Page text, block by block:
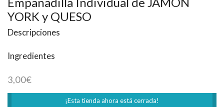
YORK y QUESO
Descripciones
Ingredientes
3,00€
¡Esta tienda ahora está cerrada!